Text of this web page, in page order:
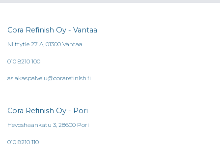
Cora Refinish Oy - Vantaa
Niittytie 27 A, 01300 Vantaa
010 8210 100
asiakaspalvelu@corarefinish.fi
Cora Refinish Oy - Pori
Hevoshaankatu 3, 28600 Pori
010 8210 110